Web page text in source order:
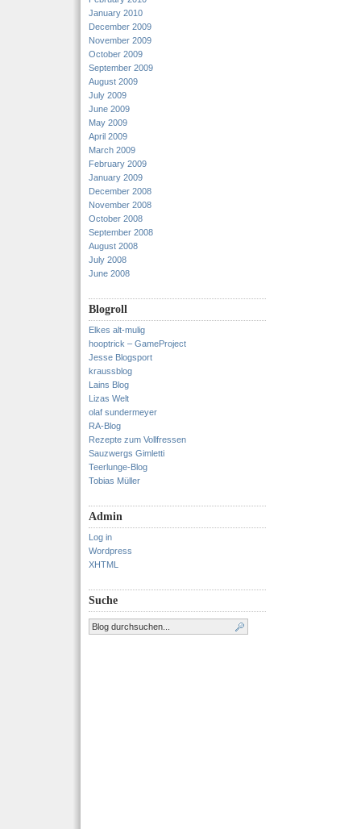
January 2010
December 2009
November 2009
October 2009
September 2009
August 2009
July 2009
June 2009
May 2009
April 2009
March 2009
February 2009
January 2009
December 2008
November 2008
October 2008
September 2008
August 2008
July 2008
June 2008
Blogroll
Elkes alt-mulig
hooptrick – GameProject
Jesse Blogsport
kraussblog
Lains Blog
Lizas Welt
olaf sundermeyer
RA-Blog
Rezepte zum Vollfressen
Sauzwergs Gimletti
Teerlunge-Blog
Tobias Müller
Admin
Log in
Wordpress
XHTML
Suche